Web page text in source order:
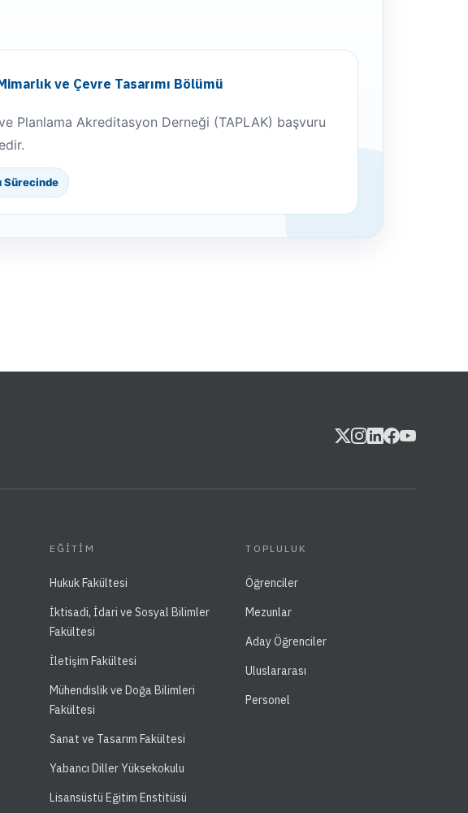
ve Çevre Tasarımı Bölümü
Planlama Akreditasyon Derneği (TAPLAK) başvuru
Sürecinde
EĞITIM
Hukuk Fakültesi
İktisadi, İdari ve Sosyal Bilimler
Fakültesi
İletişim Fakültesi
Mühendislik ve Doğa Bilimleri
Fakültesi
Sanat ve Tasarım Fakültesi
Yabancı Diller Yüksekokulu
Lisansüstü Eğitim Enstitüsü
TOPLULUK
Öğrenciler
Mezunlar
Aday Öğrenciler
Uluslararası
Personel